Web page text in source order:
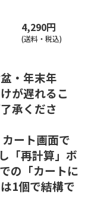
4,290円
(送料・税込)
・年末年
が遅れるこ
承くださ
ート画面で
「再計算」ボ
の「カートに
1個で結構で